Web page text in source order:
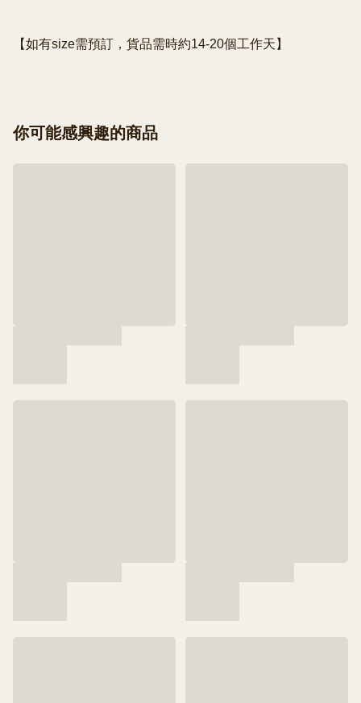
【如有size需預訂，貨品需時約14-20個工作天】
你可能感興趣的商品